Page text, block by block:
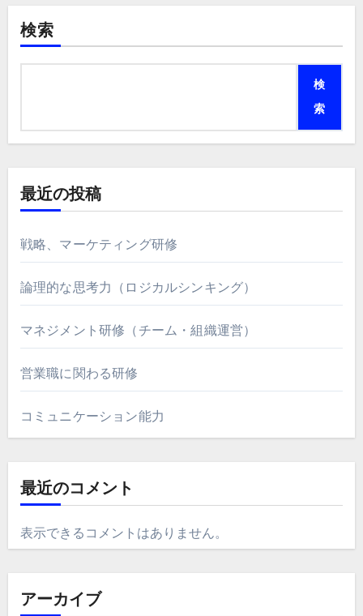
検索
検
索
最近の投稿
戦略、マーケティング研修
論理的な思考力（ロジカルシンキング）
マネジメント研修（チーム・組織運営）
営業職に関わる研修
コミュニケーション能力
最近のコメント
表示できるコメントはありません。
アーカイブ